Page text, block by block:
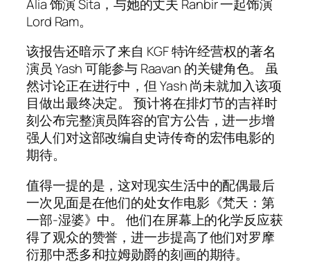
Alia 饰演 Sita，与她的丈夫 Ranbir 一起饰演
Lord Ram。
该报告还暗示了来自 KGF 特许经营权的著名
演员 Yash 可能参与 Raavan 的关键角色。 虽
然讨论正在进行中，但 Yash 尚未就加入该项
目做出最终决定。 预计将在排灯节的吉祥时
刻公布完整演员阵容的官方公告，进一步增
强人们对这部改编自史诗传奇的宏伟电影的
期待。
值得一提的是，这对现实生活中的配偶最后
一次见面是在他们的处女作电影《梵天：第
一部-湿婆》中。 他们在屏幕上的化学反应获
得了观众的赞誉，进一步提高了他们对罗摩
衍那中悉多和拉姆勋爵的刻画的期待。